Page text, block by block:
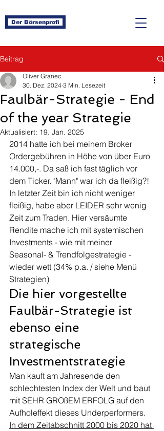
Der Börsenprofi
Beitrag
Faulbär-Strategie - End
of the year Strategie
Oliver Granec
30. Dez. 2024 3 Min. Lesezeit
Aktualisiert: 19. Jan. 2025
2014 hatte ich bei meinem Broker
Ordergebühren in Höhe von über Euro
14.000,-. Da saß ich fast täglich vor
dem Ticker. "Mann" war ich da fleißig?!
In letzter Zeit bin ich nicht weniger
fleißig, habe aber LEIDER sehr wenig
Zeit zum Traden. Hier versäumte
Rendite mache ich mit systemischen
Investments - wie mit meiner
Seasonal- & Trendfolgestrategie -
wieder wett (34% p.a. / siehe Menü
Strategien)
Die hier vorgestellte
Faulbär-Strategie ist
ebenso eine
strategische
Investmentstrategie
Man kauft am Jahresende den
schlechtesten Index der Welt und baut
mit SEHR GROßEM ERFOLG auf den
Aufholeffekt dieses Underperformers.
In dem Zeitabschnitt 2000 bis 2020 hat